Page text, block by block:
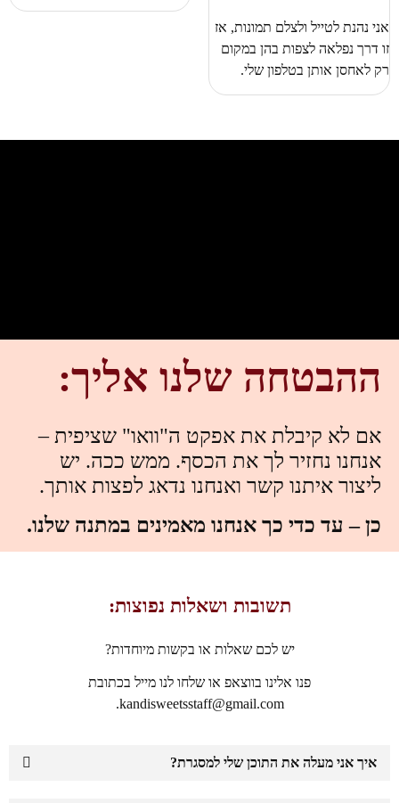
אני נהנת לטייל ולצלם תמונות, אז
זו דרך נפלאה לצפות בהן במקום
רק לאחסן אותן בטלפון שלי.
ההבטחה שלנו אליך:
אם לא קיבלת את אפקט ה"וואו" שציפית –
אנחנו נחזיר לך את הכסף. ממש ככה. יש
ליצור איתנו קשר ואנחנו נדאג לפצות אותך.
כן – עד כדי כך אנחנו מאמינים במתנה שלנו.
תשובות ושאלות נפוצות:
יש לכם שאלות או בקשות מיוחדות?
פנו אלינו בווצאפ או שלחו לנו מייל בכתובת
kandisweetsstaff@gmail.com.
איך אני מעלה את התוכן שלי למסגרת?